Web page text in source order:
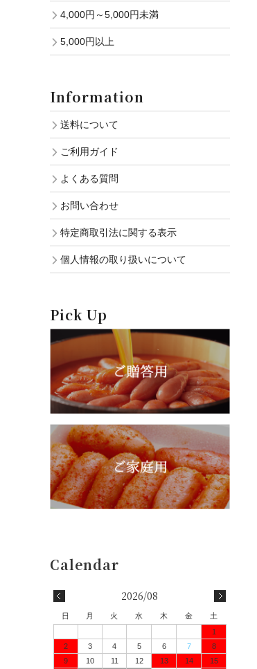
4,000円～5,000円未満
5,000円以上
Information
送料について
ご利用ガイド
よくある質問
お問い合わせ
特定商取引法に関する表示
個人情報の取り扱いについて
Pick Up
2026/08
日 月 火 水 木 金
土
1
2
3 4 5 6 7
8
9
10 11 12 13 14
15